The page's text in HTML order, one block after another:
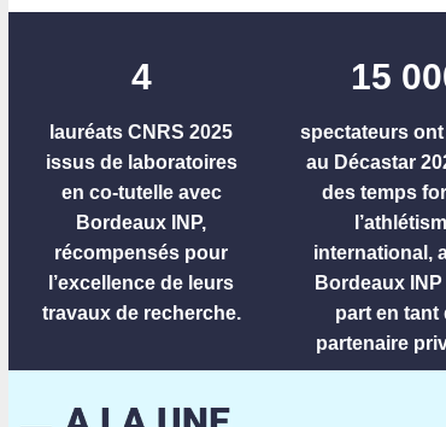
4
lauréats CNRS 2025
issus de laboratoires
en co-tutelle avec
Bordeaux INP,
récompensés pour
l’excellence de leurs
travaux de recherche.
15
spectateurs
au Décastar
des temps
international,
Bordeaux
part en tant
partenaire